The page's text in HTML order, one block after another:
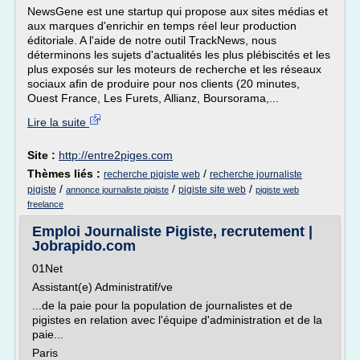
NewsGene est une startup qui propose aux sites médias et
aux marques d'enrichir en temps réel leur production
éditoriale. A l'aide de notre outil TrackNews, nous
déterminons les sujets d'actualités les plus plébiscités et les
plus exposés sur les moteurs de recherche et les réseaux
sociaux afin de produire pour nos clients (20 minutes,
Ouest France, Les Furets, Allianz, Boursorama,...
Lire la suite
Site : http://entre2piges.com
Thèmes liés : recherche pigiste web / recherche journaliste
pigiste / annonce journaliste pigiste / pigiste site web / pigiste web
freelance
Emploi Journaliste Pigiste, recrutement |
Jobrapido.com
01Net
Assistant(e) Administratif/ve
...de la paie pour la population de journalistes et de
pigistes en relation avec l'équipe d'administration et de la
paie...
Paris